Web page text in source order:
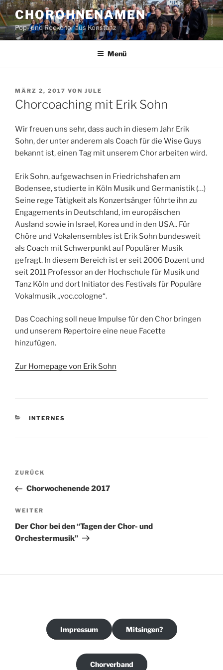
Zum
Inhalt
springen
CHOROHNENAMEN
Pop- und Rockchor aus Konstanz
Menü
VERÖFFENTLICHT
AM
MÄRZ 2, 2017 VON JULE
Chorcoaching mit Erik Sohn
Wir freuen uns sehr, dass auch in diesem Jahr Erik
Sohn, der unter anderem als Coach für die Wise Guys
bekannt ist, einen Tag mit unserem Chor arbeiten wird.
Erik Sohn, aufgewachsen in Friedrichshafen am
Bodensee, studierte in Köln Musik und Germanistik (…)
Seine rege Tätigkeit als Konzertsänger führte ihn zu
Engagements in Deutschland, im europäischen
Ausland sowie in Israel, Korea und in den USA.. Für
Chöre und Vokalensembles ist Erik Sohn bundesweit
als Coach mit Schwerpunkt auf Populärer Musik
gefragt. In diesem Bereich ist er seit 2006 Dozent und
seit 2011 Professor an der Hochschule für Musik und
Tanz Köln und dort Initiator des Festivals für Populäre
Vokalmusik „voc.cologne“.
Das Coaching soll neue Impulse für den Chor bringen
und unserem Repertoire eine neue Facette
hinzufügen.
Zur Homepage von Erik Sohn
KATEGORIEN
INTERNES
Beitragsnavigation
Vorheriger
Beitrag
ZURÜCK
Chorwochenende 2017
Nächster
Beitrag
WEITER
Der Chor bei den “Tagen der Chor- und
Orchestermusik”
Impressum Mitsingen?
Chorverband